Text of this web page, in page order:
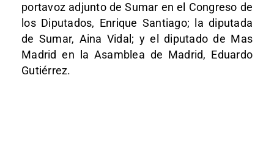
portavoz adjunto de Sumar en el Congreso de
los Diputados, Enrique Santiago; la diputada
de Sumar, Aina Vidal; y el diputado de Mas
Madrid en la Asamblea de Madrid, Eduardo
Gutiérrez.